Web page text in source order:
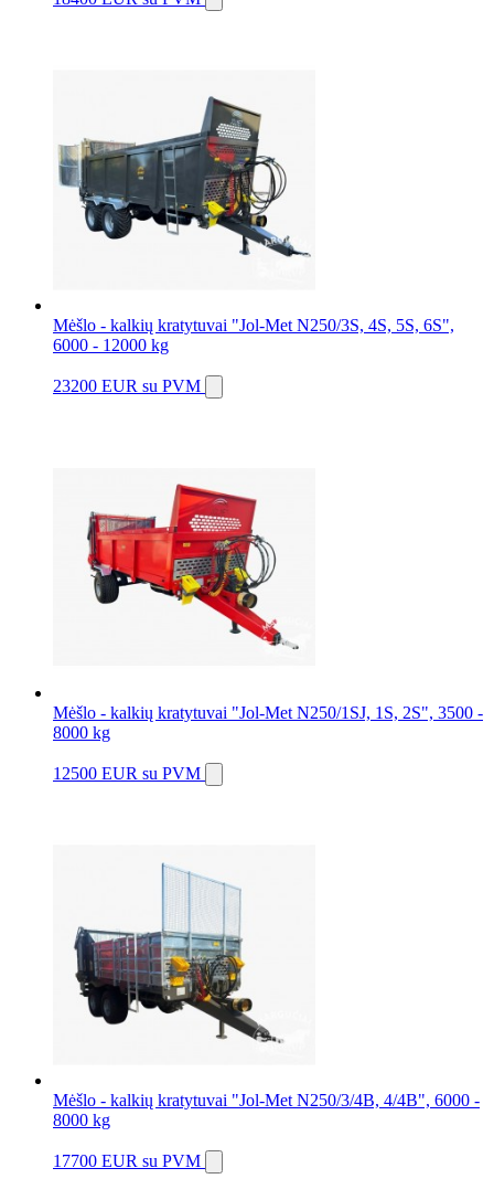
Mėšlo - kalkių kratytuvai "Jol-Met N250/3S, 4S, 5S, 6S",
6000 - 12000 kg
23200 EUR su PVM
Mėšlo - kalkių kratytuvai "Jol-Met N250/1SJ, 1S, 2S", 3500 -
8000 kg
12500 EUR su PVM
Mėšlo - kalkių kratytuvai "Jol-Met N250/3/4B, 4/4B", 6000 -
8000 kg
17700 EUR su PVM